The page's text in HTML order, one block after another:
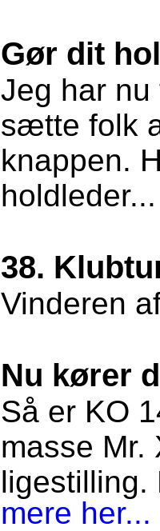
Gør dit
Jeg har
sætte folk
knappen.
38.
Vinderen
Nu kører
Så er KO
masse Mr.
mere her...